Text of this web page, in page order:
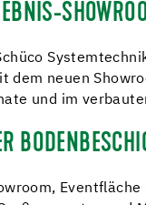
neuen
und im